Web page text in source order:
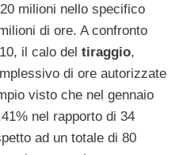
milioni nello specifico
di ore. A confronto
il calo del tiraggio,
di ore autorizzate
visto che nel gennaio
nel rapporto di 34
ad un totale di 80